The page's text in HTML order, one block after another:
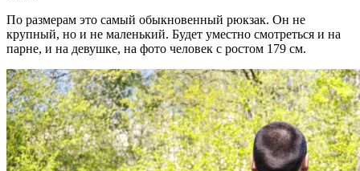
По размерам это самый обыкновенный рюкзак. Он не
крупный, но и не маленький. Будет уместно смотреться и на
парне, и на девушке, на фото человек с ростом 179 см.